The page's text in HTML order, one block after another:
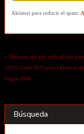
Akismet para reducir el spam.
« Melanie, the girl with all the gifts
(2016 Colm McCarthy) Festival de
Sitges 2016
Búsqueda